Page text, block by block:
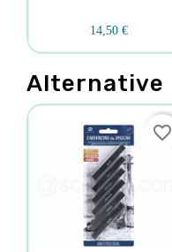
14,50 €
Alternative
favorite_border